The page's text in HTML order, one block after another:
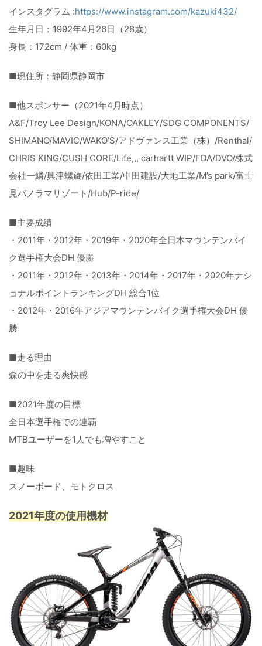
インスタグラム :https://www.instagram.com/kazuki432/
生年月日：1992年4月26日（28歳）
身長：172cm / 体重：60kg
■現住所：静岡県静岡市
■他スポンサー（2021年4月時点）
A&F/Troy Lee Design/KONA/OAKLEY/SDG COMPONENTS/
SHIMANO/MAVIC/WAKO’S/アドヴァンス工業（株）/Renthal/
CHRIS KING/CUSH CORE/Life,,, carhartt WIP/FDA/DVO/株式
会社一鱗/興津螺旋/依田工業/中田建設/大地工業/M’s park/富士
見パノラマリゾート/Hub/P-ride/
■主要成績
・2011年・2012年・2019年・2020年全日本マウンテンバイ
ク選手権大会DH 優勝
・2011年・2012年・2013年・2014年・2017年・2020年ナシ
ョナルポイントランキングDH 総合1位
・2012年・2016年アジアマウンテンバイク選手権大会DH 優
勝
■走る理由
森の中を走る爽快感
■2021年度の目標
全日本選手権での連覇
MTBユーザーを1人でも増やすこと
■趣味
スノーボード、モトクロス
2021年度の使用機材